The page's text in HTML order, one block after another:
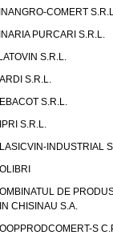
COMERT
PURCARI S.R.L.
S.R.L.
S.R.L.
S.R.L.
S.R.L.
INDUSTRIAL
DE
CHISINAU S.A.
S